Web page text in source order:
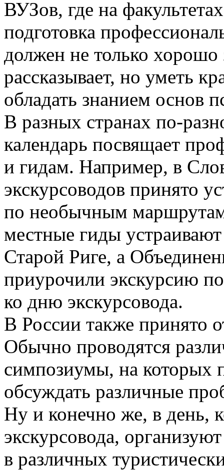
ВУЗов, где на
подготовка
должен не только хорошо
рассказывает, но уметь
обладать знанием основ
В разных странах по-
календарь посвящает
и гидам. Например, в
экскурсоводов принято
по необычным
местные гиды
Старой Риге, а
приурочили экскурсию
ко дню экскурсовода.
В России также принято
Обычно проводятся
симпозиумы, на которых
обсуждать различные
Ну и конечно же, в день,
экскурсовода,
в различных